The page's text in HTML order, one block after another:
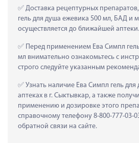
Доставка рецептурных
гель для душа ежевика 500 мл, БАД и
осуществляется до ближайшей аптеки.
Перед применением Ева Симпл
мл внимательно ознакомьтесь с
строго следуйте указанным
Узнать наличие Ева Симпл гель
аптеках в г. Сыктывкар, а также
применению и дозировке этого
справочному телефону 8-800-777-03-
обратной связи на сайте.